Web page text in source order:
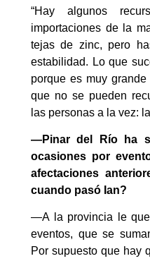
“Hay algunos
importaciones de la
tejas de zinc, pero
estabilidad. Lo que
porque es muy
que no se pueden
las personas a la vez:
—Pinar del Río ha
ocasiones por
afectaciones
cuando pasó Ian?
—A la provincia le
eventos, que se
Por supuesto que hay